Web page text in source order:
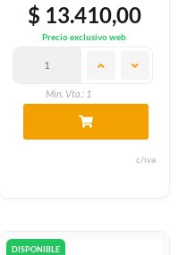
$ 13.410,00
Precio exclusivo web
Min. Vta.: 1
c/iva
DISPONIBLE